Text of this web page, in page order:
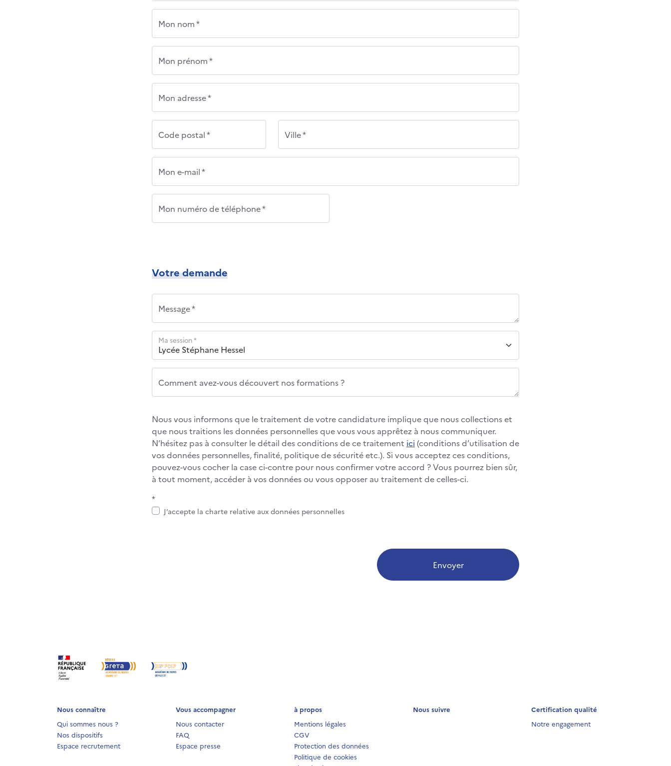
Mon nom *
Mon prénom *
Mon adresse *
Code postal * Ville *
Mon e-mail *
Mon numéro de téléphone *
Votre demande
Message *
Ma session *
Comment avez-vous découvert nos formations ?
Nous vous informons que le traitement de votre candidature implique que nous collections et
que nous traitions les données personnelles que vous vous apprêtez à nous communiquer.
N’hésitez pas à consulter le détail des conditions de ce traitement ici (conditions d’utilisation de
vos données personnelles, finalité, politique de sécurité etc.). Si vous acceptez ces conditions,
pouvez-vous cocher la case ci-contre pour nous confirmer votre accord ? Vous pourrez bien sûr,
à tout moment, accéder à vos données ou vous opposer au traitement de celles-ci.
*
J’accepte la charte relative aux données personnelles
Envoyer
Nous connaître
Qui sommes nous ?
Nos dispositifs
Espace recrutement
Vous accompagner
Nous contacter
FAQ
Espace presse
à propos
Mentions légales
CGV
Protection des données
Politique de cookies
Nous suivre
Certification qualité
Notre engagement